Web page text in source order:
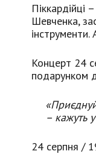
Піккардійці
Шевченка,
Концерт 24
подарунком
– кажуть
24 серпня /